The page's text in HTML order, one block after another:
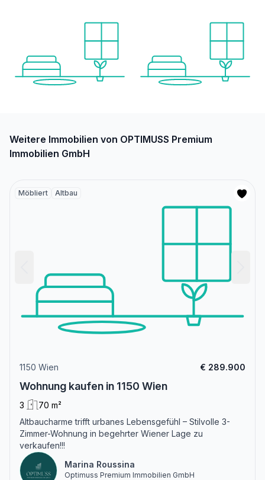
Weitere Immobilien von OPTIMUSS Premium
Immobilien GmbH
Möbliert Altbau
1150 Wien € 289.900
Wohnung kaufen in 1150 Wien
3
70 m²
Altbaucharme trifft urbanes Lebensgefühl – Stilvolle 3-
Zimmer-Wohnung in begehrter Wiener Lage zu
verkaufen!!!
Marina Roussina
Optimuss Premium Immobilien GmbH